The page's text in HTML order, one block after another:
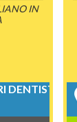
IN
DENTISTICI